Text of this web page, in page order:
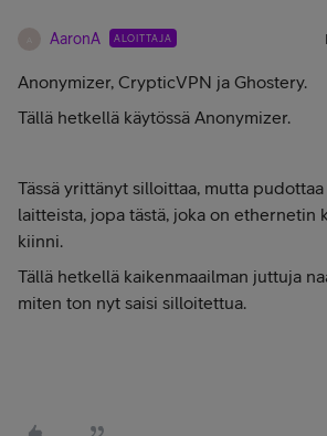
AaronA ALOITTAJA
Anonymizer, CrypticVPN ja Ghostery.
Tällä hetkellä käytössä Anonymizer.
Tässä yrittänyt silloittaa, mutta
laitteista, jopa tästä, joka on ethernetin
kiinni.
Tällä hetkellä kaikenmaailman juttuja
miten ton nyt saisi silloitettua.